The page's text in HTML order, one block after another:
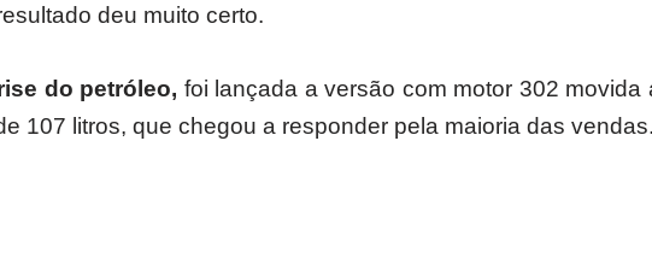
deu muito certo.
do petróleo, foi lançada a versão com motor 302 movida
107 litros, que chegou a responder pela maioria das vendas.